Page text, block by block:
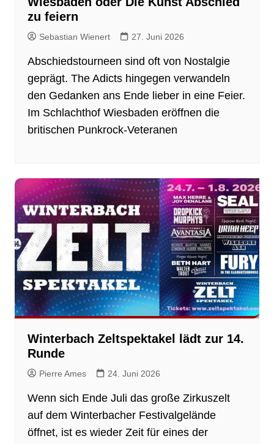
zu feiern
Sebastian Wienert 27. Juni 2026
Abschiedstourneen sind oft von Nostalgie
geprägt. The Adicts hingegen verwandeln
den Gedanken ans Ende lieber in eine Feier.
Im Schlachthof Wiesbaden eröffnen die
britischen Punkrock-Veteranen
Winterbach Zeltspektakel lädt zur 14.
Runde
Pierre Ames 24. Juni 2026
Wenn sich Ende Juli das große Zirkuszelt
auf dem Winterbacher Festivalgelände
öffnet, ist es wieder Zeit für eines der